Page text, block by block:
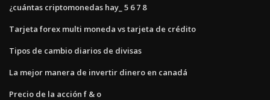
¿cuántas criptomonedas hay_ 5 6 7 8
Tarjeta forex multi moneda vs tarjeta de crédito
Tipos de cambio diarios de divisas
La mejor manera de invertir dinero en canadá
Precio de la acción f & o